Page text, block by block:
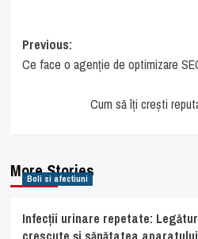
Post
navigation
Previous:
Ce face o agenție de optimizare
Cum să îți crești
More Stories
Boli si afectiuni
Infecții urinare repetate: